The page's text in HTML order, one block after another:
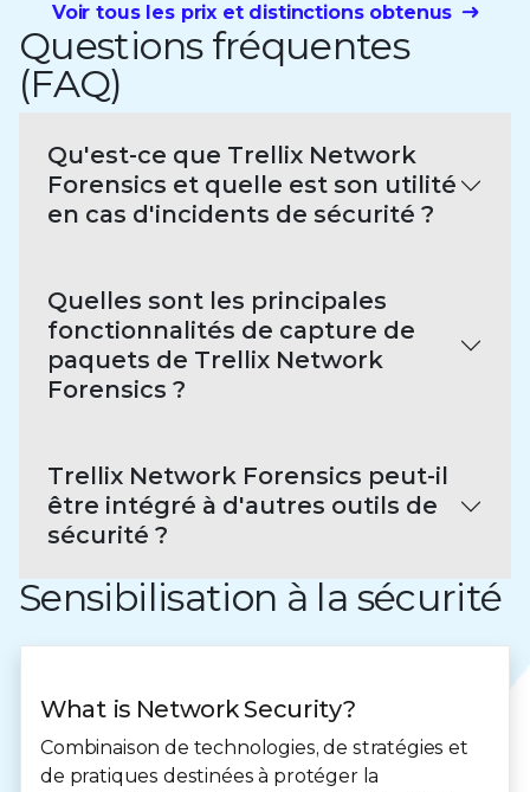
Voir tous les prix et distinctions obtenus
Questions fréquentes
(FAQ)
Qu'est-ce que Trellix Network
Forensics et quelle est son utilité
en cas d'incidents de sécurité ?
Quelles sont les principales
fonctionnalités de capture de
paquets de Trellix Network
Forensics ?
Trellix Network Forensics peut-il
être intégré à d'autres outils de
sécurité ?
Sensibilisation à la sécurité
What is Network Security?
Combinaison de technologies, de stratégies et
de pratiques destinées à protéger la